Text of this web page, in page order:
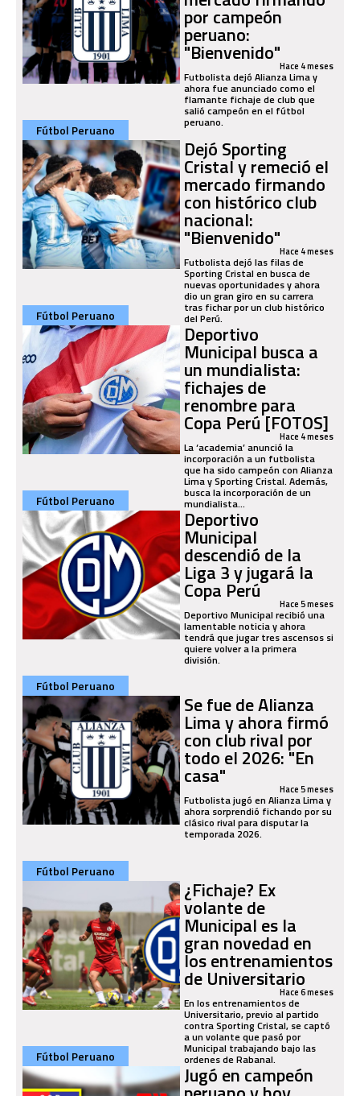
por campeón
peruano:
"Bienvenido"Hace 4 meses
Futbolista dejó Alianza Lima y
ahora fue anunciado como el
flamante fichaje de club que
salió campeón en el fútbol
peruano.
Fútbol Peruano
Dejó Sporting
Cristal y remeció el
mercado firmando
con histórico club
nacional:
"Bienvenido"Hace 4 meses
Futbolista dejó las filas de
Sporting Cristal en busca de
nuevas oportunidades y ahora
dio un gran giro en su carrera
tras fichar por un club histórico
del Perú.
Fútbol Peruano
Deportivo
Municipal busca a
un mundialista:
fichajes de
renombre para
Copa Perú [FOTOS]
Hace 4 meses
La ‘academia’ anunció la
incorporación a un futbolista
que ha sido campeón con Alianza
Lima y Sporting Cristal. Además,
busca la incorporación de un
mundialista...
Fútbol Peruano
Deportivo
Municipal
descendió de la
Liga 3 y jugará la
Copa Perú Hace 5 meses
Deportivo Municipal recibió una
lamentable noticia y ahora
tendrá que jugar tres ascensos si
quiere volver a la primera
división.
Fútbol Peruano
Se fue de Alianza
Lima y ahora firmó
con club rival por
todo el 2026: "En
casa" Hace 5 meses
Futbolista jugó en Alianza Lima y
ahora sorprendió fichando por su
clásico rival para disputar la
temporada 2026.
Fútbol Peruano
¿Fichaje? Ex
volante de
Municipal es la
gran novedad en
los entrenamientos
de UniversitarioHace 6 meses
En los entrenamientos de
Universitario, previo al partido
contra Sporting Cristal, se captó
a un volante que pasó por
Municipal trabajando bajo las
ordenes de Rabanal.
Fútbol Peruano
Jugó en campeón